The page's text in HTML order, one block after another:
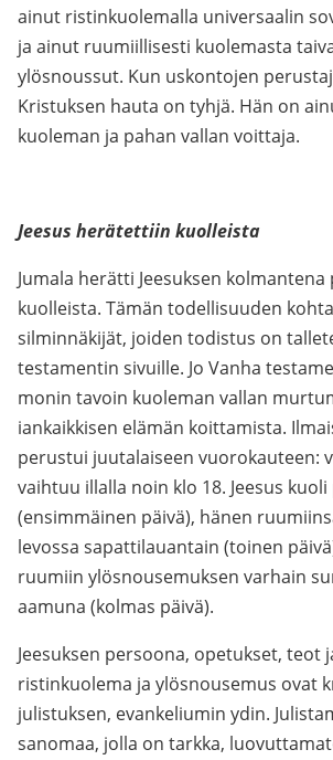
ainut ristinkuolemalla universaalin
ja ainut ruumiillisesti kuolemasta
ylösnoussut. Kun uskontojen
Kristuksen hauta on tyhjä. Hän on
kuoleman ja pahan vallan voittaja.
Jeesus herätettiin kuolleista
Jumala herätti Jeesuksen kolmantena
kuolleista. Tämän todellisuuden
silminnäkijät, joiden todistus on
testamentin sivuille. Jo Vanha
monin tavoin kuoleman vallan
iankaikkisen elämän koittamista.
perustui juutalaiseen vuorokauteen:
vaihtuu illalla noin klo 18. Jeesus
(ensimmäinen päivä), hänen
levossa sapattilauantain (toinen
ruumiin ylösnousemuksen varhain
aamuna (kolmas päivä).
Jeesuksen persoona, opetukset, teot
ristinkuolema ja ylösnousemus ovat
julistuksen, evankeliumin ydin.
sanomaa, jolla on tarkka,